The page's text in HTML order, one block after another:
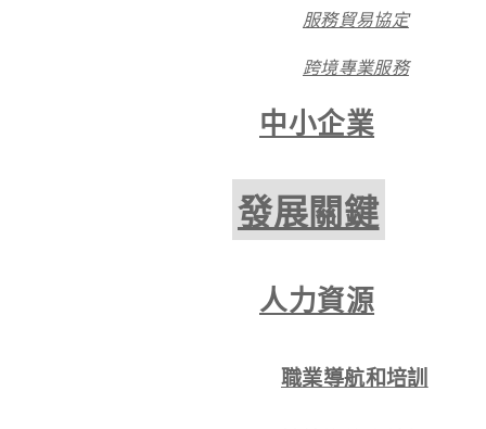
服務貿易協定
跨境專業服務
中小企業
發展關鍵
人力資源
職業導航和培訓